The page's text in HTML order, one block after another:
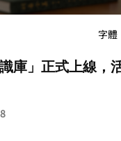
字體
庫」正式上線，